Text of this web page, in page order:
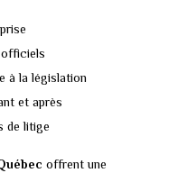
à la législation
et après
de litige
offrent une